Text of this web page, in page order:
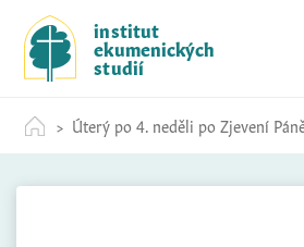
c
institut
ekumenických
studií
Úterý po 4. neděli po Zjevení